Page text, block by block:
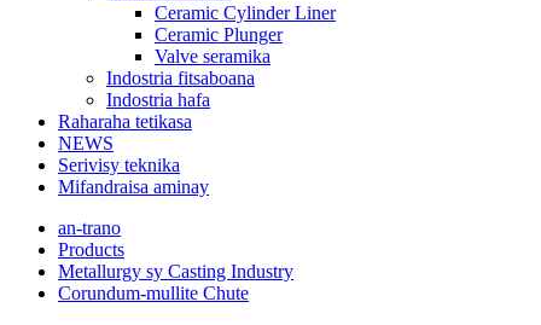
Ceramic Cylinder Liner
Ceramic Plunger
Valve seramika
Indostria fitsaboana
Indostria hafa
Raharaha tetikasa
NEWS
Serivisy teknika
Mifandraisa aminay
an-trano
Products
Metallurgy sy Casting Industry
Corundum-mullite Chute